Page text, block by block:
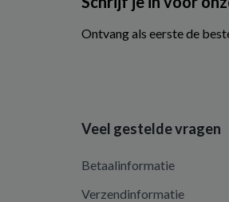
Ontvang als eerste de
Veel gestelde vragen
Betaalinformatie
Verzendinformatie